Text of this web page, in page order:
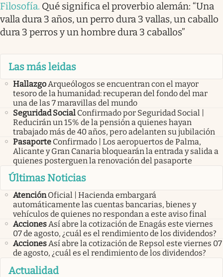
Filosofía. Qué significa el proverbio alemán: “Una
valla dura 3 años, un perro dura 3 vallas, un caballo
dura 3 perros y un hombre dura 3 caballos”
Las más leidas
HallazgoArqueólogos se encuentran con el mayor
tesoro de la humanidad: recuperan del fondo del mar
una de las 7 maravillas del mundo
Seguridad Social Confirmado por Seguridad Social |
Reducirán un 15% de la pensión a quienes hayan
trabajado más de 40 años, pero adelanten su jubilación
Pasaporte Confirmado | Los aeropuertos de Palma,
Alicante y Gran Canaria bloquearán la entrada y salida a
quienes posterguen la renovación del pasaporte
Últimas Noticias
Atención Oficial | Hacienda embargará
automáticamente las cuentas bancarias, bienes y
vehículos de quienes no respondan a este aviso final
AccionesAsí abre la cotización de Enagás este viernes
07 de agosto, ¿cuál es el rendimiento de los dividendos?
AccionesAsí abre la cotización de Repsol este viernes 07
de agosto, ¿cuál es el rendimiento de los dividendos?
Actualidad